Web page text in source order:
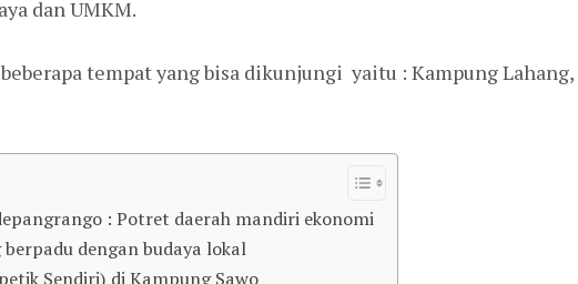
dan UMKM.
tempat yang bisa dikunjungi yaitu : Kampung Lahang,
: Potret daerah mandiri ekonomi
dengan budaya lokal
Sendiri) di Kampung Sawo